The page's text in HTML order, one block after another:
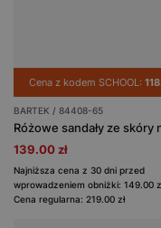
Cena z kodem SCHOOL:
BARTEK / 84408-65
139.00 zł
Najniższa cena z 30 dni przed
wprowadzeniem obniżki: 149.00
Cena regularna: 219.00 zł